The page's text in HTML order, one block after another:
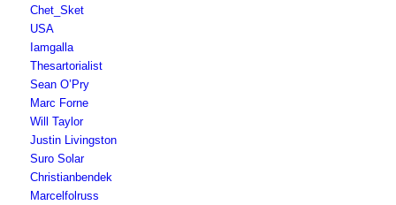
Chet_Sket
USA
Iamgalla
Thesartorialist
Sean O’Pry
Marc Forne
Will Taylor
Justin Livingston
Suro Solar
Christianbendek
Marcelfolruss